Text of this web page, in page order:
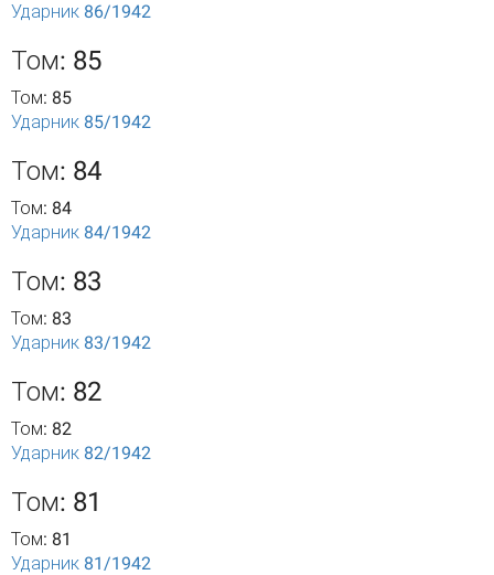
Ударник 86/1942
Том: 85
Том: 85
Ударник 85/1942
Том: 84
Том: 84
Ударник 84/1942
Том: 83
Том: 83
Ударник 83/1942
Том: 82
Том: 82
Ударник 82/1942
Том: 81
Том: 81
Ударник 81/1942